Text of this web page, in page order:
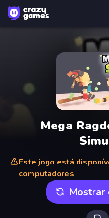
Mega
Este jogo está
computadores
Mostrar